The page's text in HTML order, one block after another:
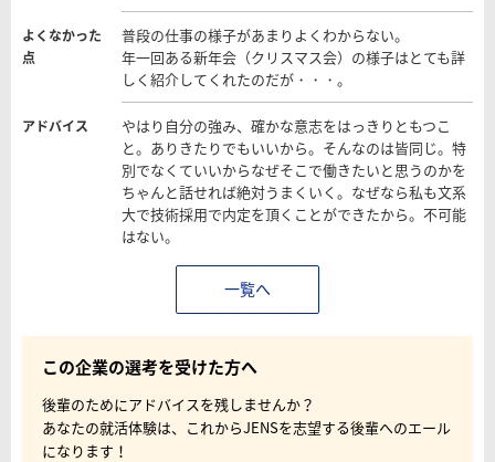
よくなかった
点
普段の仕事の様子があまりよくわからない。
年一回ある新年会（クリスマス会）の様子はとても詳
しく紹介してくれたのだが・・・。
アドバイス
やはり自分の強み、確かな意志をはっきりともつこ
と。ありきたりでもいいから。そんなのは皆同じ。特
別でなくていいからなぜそこで働きたいと思うのかを
ちゃんと話せれば絶対うまくいく。なぜなら私も文系
大で技術採用で内定を頂くことができたから。不可能
はない。
一覧へ
この企業の選考を受けた方へ
後輩のためにアドバイスを残しませんか？
あなたの就活体験は、これからJENSを志望する後輩へのエール
になります！